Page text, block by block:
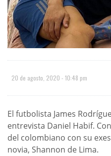
20 de agosto, 2020 - 10:48 pm
El futbolista James
entrevista Daniel Habif.
del colombiano con su
novia, Shannon de Lima.